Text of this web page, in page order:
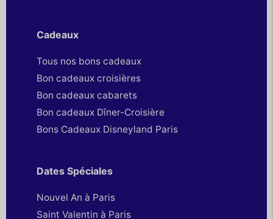
Cadeaux
Tous nos bons cadeaux
Bon cadeaux croisières
Bon cadeaux cabarets
Bon cadeaux Dîner-Croisière
Bons Cadeaux Disneyland Paris
Dates Spéciales
Nouvel An à Paris
Saint Valentin à Paris